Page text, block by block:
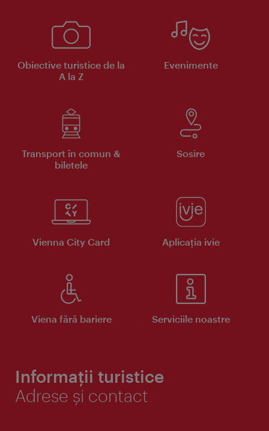
Obiective turistice de la
A la Z
Evenimente
Transport în comun &
biletele
Sosire
Vienna City Card Aplicaţia ivie
Viena fără bariere Serviciile noastre
Informații turistice
Adrese și contact